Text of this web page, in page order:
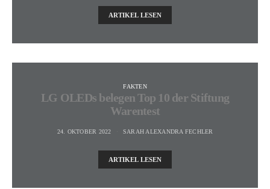
ARTIKEL LESEN
FAKTEN
LG OLEDs belegen Top 10 der Stiftung
Warentest
24. OKTOBER 2022 SARAH ALEXANDRA FECHLER
ARTIKEL LESEN